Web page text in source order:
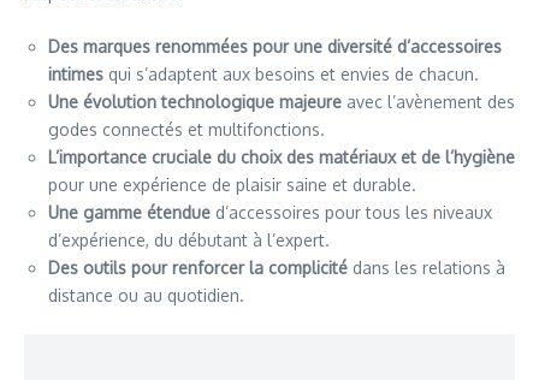
Des marques renommées pour une diversité d’accessoires
intimes qui s’adaptent aux besoins et envies de chacun.
Une évolution technologique majeure avec l’avènement des
godes connectés et multifonctions.
L’importance cruciale du choix des matériaux et de l’hygiène
pour une expérience de plaisir saine et durable.
Une gamme étendue d’accessoires pour tous les niveaux
d’expérience, du débutant à l’expert.
Des outils pour renforcer la complicité dans les relations à
distance ou au quotidien.